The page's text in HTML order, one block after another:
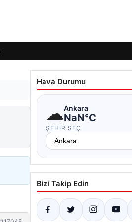
Hava Durumu
☁Ankara
NaN°C
ŞEHIR SEÇ
Bizi Takip Edin